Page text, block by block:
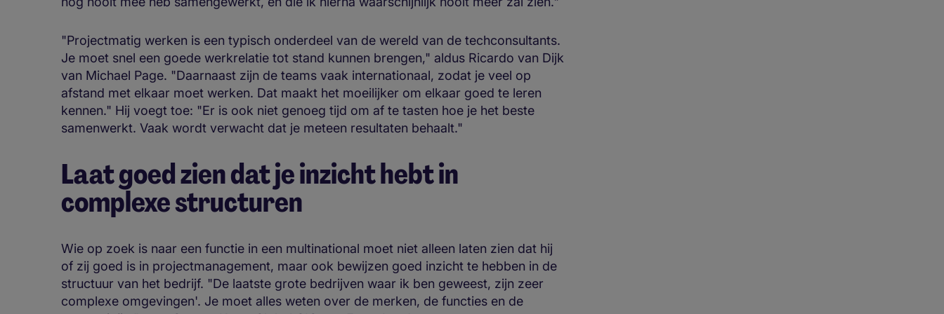
"Projectmatig werken is een typisch onderdeel van de wereld van de techconsultants.
Je moet snel een goede werkrelatie tot stand kunnen brengen," aldus Ricardo van Dijk
van Michael Page. "Daarnaast zijn de teams vaak internationaal, zodat je veel op
afstand met elkaar moet werken. Dat maakt het moeilijker om elkaar goed te leren
kennen." Hij voegt toe: "Er is ook niet genoeg tijd om af te tasten hoe je het beste
samenwerkt. Vaak wordt verwacht dat je meteen resultaten behaalt."
Laat goed zien dat je inzicht hebt in
complexe structuren
Wie op zoek is naar een functie in een multinational moet niet alleen laten zien dat hij
of zij goed is in projectmanagement, maar ook bewijzen goed inzicht te hebben in de
structuur van het bedrijf. "De laatste grote bedrijven waar ik ben geweest, zijn zeer
complexe omgevingen'. Je moet alles weten over de merken, de functies en de